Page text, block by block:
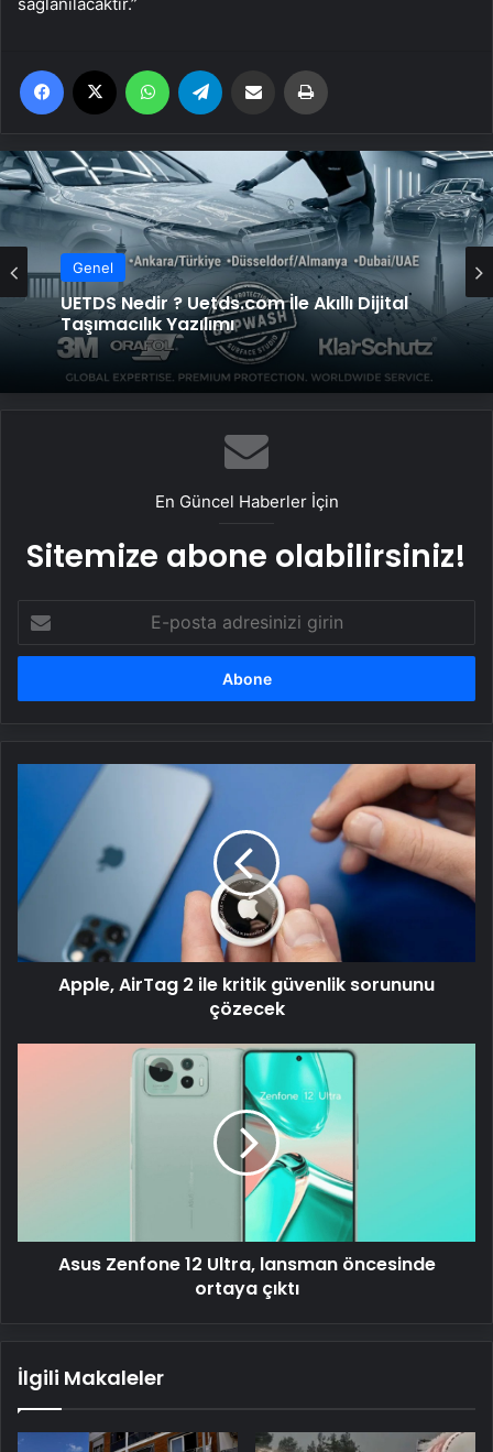
Facebook WhatsApp Email'den paylaş
Genel
UETDS Nedir ? Uetds.com İle Akıllı Dijital
Taşımacılık Yazılımı
En Güncel Haberler İçin
Sitemize abone olabilirsiniz!
posta
adresinizi
kritik
güvenlik
sorununu
çözecek
Apple, AirTag 2 ile kritik güvenlik sorununu
çözecek
Asus Zenfone 12 Ultra, lansman öncesinde
ortaya çıktı
İlgili Makaleler